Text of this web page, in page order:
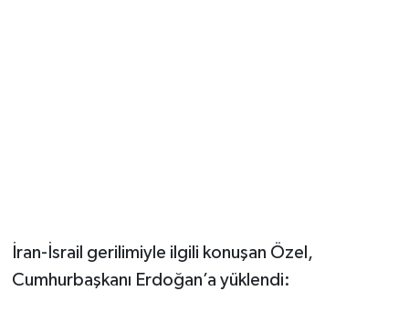
İran-İsrail gerilimiyle ilgili konuşan Özel,
Cumhurbaşkanı Erdoğan’a yüklendi:
Sokak Hayvanlarını Sahiplendirme